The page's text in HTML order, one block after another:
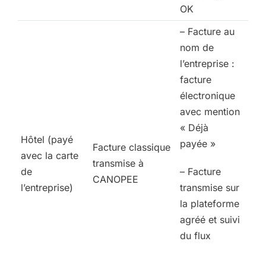
OK
Hôtel (payé
avec la carte
de
l’entreprise)
Facture classique
transmise à
CANOPEE
– Facture au
nom de
l’entreprise :
facture
électronique
avec mention
« Déjà
payée »
– Facture
transmise sur
la plateforme
agréé et suivi
du flux